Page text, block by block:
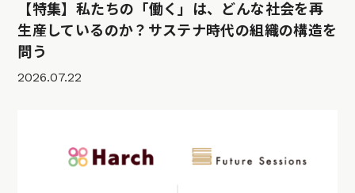
【特集】私たちの「働く」は、どんな社会を再
生産しているのか？サステナ時代の組織の構造を
問う
2026.07.22